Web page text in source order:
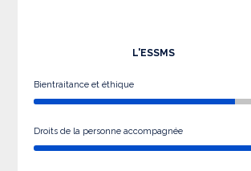
L'ESSMS
Bientraitance et éthique
Droits de la personne accompagnée